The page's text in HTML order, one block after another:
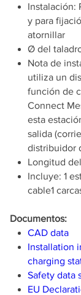
Instalación:
y para
atornillar
Ø del
Nota de
utiliza un
función de
Connect
esta
salida
distribuidor
Longitud
Incluye: 1
cable1
Documentos:
CAD data
Installation
charging
Safety data
EU